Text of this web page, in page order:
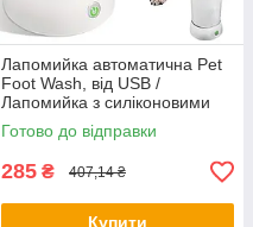
Лапомийка автоматична Pet
Foot Wash, від USB /
Лапомийка з силіконовими
щетинками / Мийка для лап
собак
Готово до відправки
285 ₴ 407,14 ₴
Купити